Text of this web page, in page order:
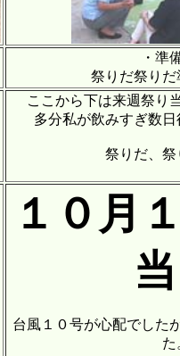
・準
祭りだ祭り
ここから下は来週祭り
多分私が飲みすぎ数
祭りだ、
１０月
台風１０号が心配でした
た